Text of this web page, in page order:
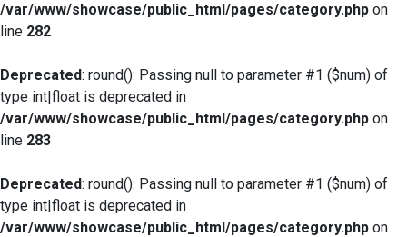
/var/www/showcase/public_html/pages/category.php on
line 282
Deprecated: round(): Passing null to parameter #1 ($num) of
type int|float is deprecated in
/var/www/showcase/public_html/pages/category.php on
line 283
Deprecated: round(): Passing null to parameter #1 ($num) of
type int|float is deprecated in
/var/www/showcase/public_html/pages/category.php on